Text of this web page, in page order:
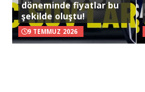
döneminde fiyatlar bu
şekilde oluştu!
9 TEMMUZ 2026